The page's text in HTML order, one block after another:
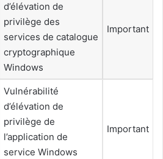
d’élévation de
privilège des
services de catalogue
cryptographique
Windows
Important
Vulnérabilité
d’élévation de
privilège de
l’application de
service Windows
Important